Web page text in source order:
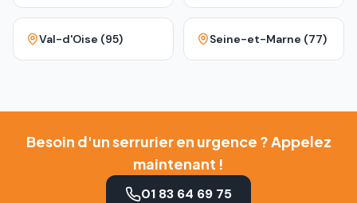
Val-d'Oise (95) Seine-et-Marne (77)
Besoin d'un serrurier en urgence ? Appelez
maintenant !
01 83 64 69 75